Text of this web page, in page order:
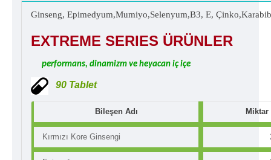
Ginseng, Epimedyum,Mumiyo,Selenyum,B3, E,
EXTREME SERIES ÜRÜNLER
performans, dinamizm ve heyacan iç içe
90 Tablet
Bileşen Adı Miktar
Kırmızı Kore Ginsengi